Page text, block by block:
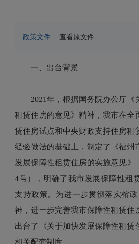
政策文件: 查看原文件
一、出台背景
2021年，根据国务院办公厅《
租赁住房的意见》精神，我市在全
赁住房试点和中央财政支持住房租
经验做法的基础上，制定了《福州
发展保障性租赁住房的实施意见》
4号），明确了我市发展保障性租
支持政策。为进一步贯彻落实榕政
神，进一步完善我市保障性租赁住
出台了《关于加快发展保障性租赁
相关配套制度。